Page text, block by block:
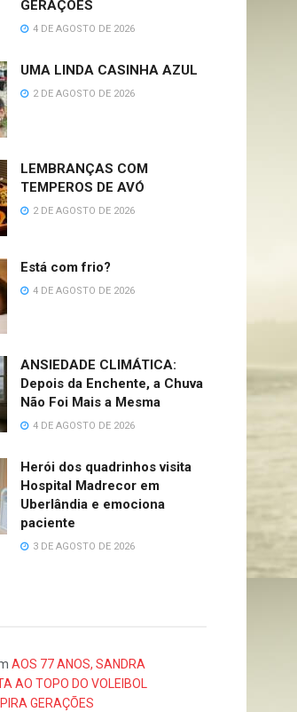
GERAÇÕES
4 DE AGOSTO DE 2026
UMA LINDA CASINHA AZUL
2 DE AGOSTO DE 2026
LEMBRANÇAS COM
TEMPEROS DE AVÓ
2 DE AGOSTO DE 2026
Está com frio?
4 DE AGOSTO DE 2026
ANSIEDADE CLIMÁTICA:
Depois da Enchente, a Chuva
Não Foi Mais a Mesma
4 DE AGOSTO DE 2026
Herói dos quadrinhos visita
Hospital Madrecor em
Uberlândia e emociona
paciente
3 DE AGOSTO DE 2026
AOS 77 ANOS, SANDRA
AO TOPO DO VOLEIBOL
GERAÇÕES